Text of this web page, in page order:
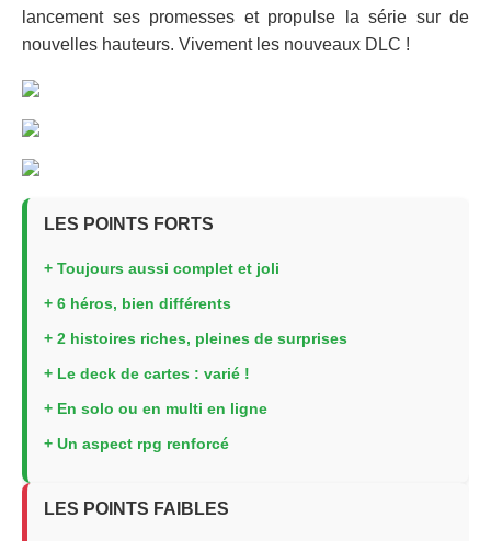
lancement ses promesses et propulse la série sur de
nouvelles hauteurs. Vivement les nouveaux DLC !
LES POINTS FORTS
+ Toujours aussi complet et joli
+ 6 héros, bien différents
+ 2 histoires riches, pleines de surprises
+ Le deck de cartes : varié !
+ En solo ou en multi en ligne
+ Un aspect rpg renforcé
LES POINTS FAIBLES